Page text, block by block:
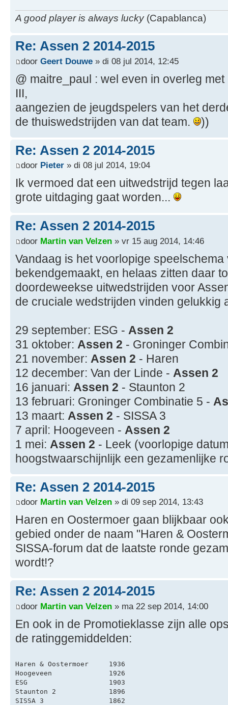
A good player is always lucky(Capablanca)
Re: Assen 2 2014-2015
door Geert Douwe » di 08 jul 2014, 12:45
@ maitre_paul : wel even in overleg
III,
aangezien de jeugdspelers van het
de thuiswedstrijden van dat team.
))
Re: Assen 2 2014-2015
door Pieter » di 08 jul 2014, 19:04
Ik vermoed dat een uitwedstrijd tegen
grote uitdaging gaat worden...
Re: Assen 2 2014-2015
door Martin van Velzen » vr 15 aug 2014, 14:46
Vandaag is het voorlopige
bekendgemaakt, en helaas zitten daar
doordeweekse uitwedstrijden voor
de cruciale wedstrijden vinden gelukkig
29 september: ESG - Assen 2
31 oktober: Assen 2 - Groninger
21 november: Assen 2 - Haren
12 december: Van der Linde - Assen 2
16 januari: Assen 2 - Staunton 2
13 februari: Groninger Combinatie 5 -
13 maart: Assen 2 - SISSA 3
7 april: Hoogeveen - Assen 2
1 mei: Assen 2 - Leek (voorlopige
hoogstwaarschijnlijk een gezamenlijke
Re: Assen 2 2014-2015
door Martin van Velzen » di 09 sep 2014, 13:43
Haren en Oostermoer gaan blijkbaar
gebied onder de naam "Haren &
SISSA-forum dat de laatste ronde
wordt!?
Re: Assen 2 2014-2015
door Martin van Velzen » ma 22 sep 2014, 14:00
En ook in de Promotieklasse zijn alle
de ratinggemiddelden:
Haren & Oostermoer     1936
Hoogeveen              1926
ESG                    1903
Staunton 2             1896
SISSA 3                1862